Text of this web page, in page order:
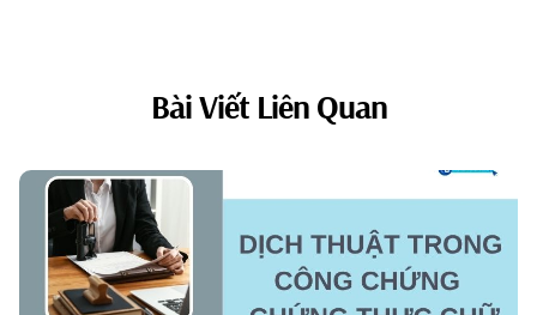
Bài Viết Liên Quan